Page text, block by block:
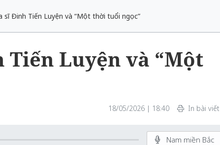
sĩ Đinh Tiến Luyện và “Một thời tuổi ngọc”
Luyện và “Một
18/05/2026 | 18:40 In bài viết
Nam miền Bắc